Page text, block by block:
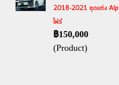
2018-2021 ชุดแต่ง
ไฟร์
฿150,000
(Product)